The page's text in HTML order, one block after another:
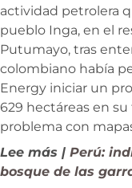
actividad petrolera
pueblo Inga, en el
Putumayo, tras
colombiano había
Energy iniciar un
629 hectáreas en
problema con
Lee más | Perú:
bosque de las